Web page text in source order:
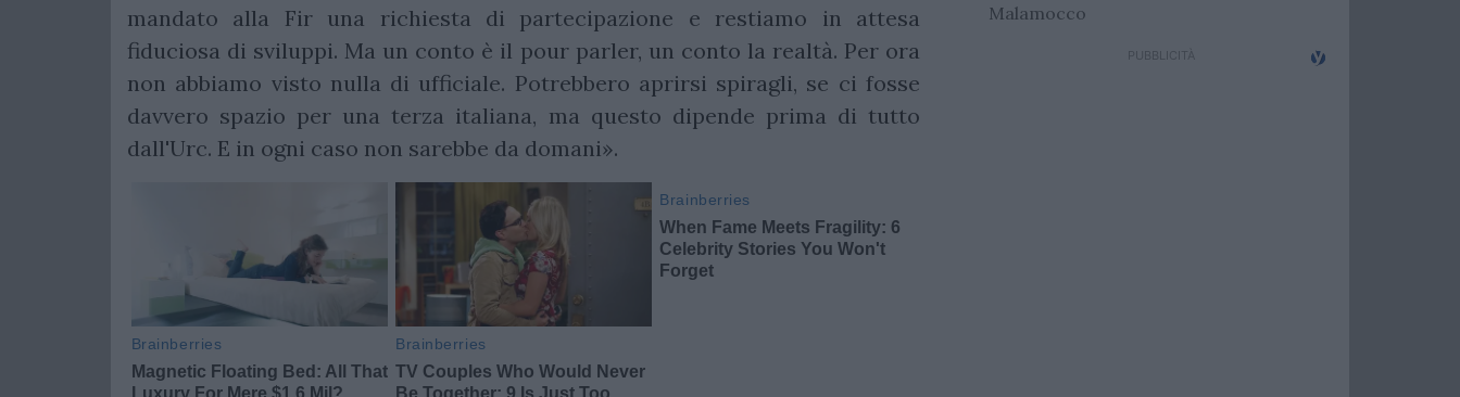
mandato alla Fir una richiesta di partecipazione e restiamo in attesa
fiduciosa di sviluppi. Ma un conto è il pour parler, un conto la realtà. Per ora
non abbiamo visto nulla di ufficiale. Potrebbero aprirsi spiragli, se ci fosse
davvero spazio per una terza italiana, ma questo dipende prima di tutto
dall'Urc. E in ogni caso non sarebbe da domani».
Malamocco